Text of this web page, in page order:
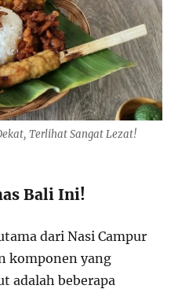
Terlihat Sangat Lezat!
Bali Ini!
dari Nasi Campur
komponen yang
adalah beberapa